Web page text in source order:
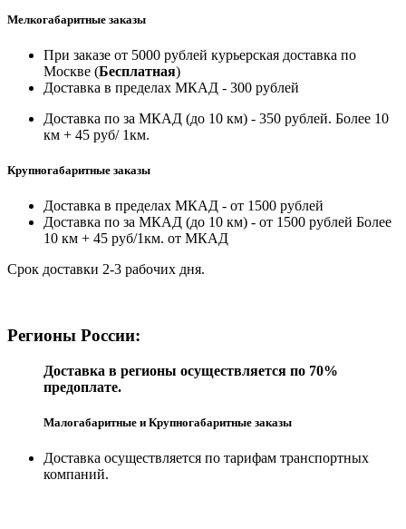
Мелкогабаритные заказы
При заказе от 5000 рублей курьерская доставка по
Москве (Бесплатная)
Доставка в пределах МКАД - 300 рублей
Доставка по за МКАД (до 10 км) - 350 рублей. Более 10
км + 45 руб/ 1км.
Крупногабаритные заказы
Доставка в пределах МКАД - от 1500 рублей
Доставка по за МКАД (до 10 км) - от 1500 рублей Более
10 км + 45 руб/1км. от МКАД
Срок доставки 2-3 рабочих дня.
Регионы России:
Доставка в регионы осуществляется по 70%
предоплате.
Малогабаритные и Крупногабаритные заказы
Доставка осуществляется по тарифам транспортных
компаний.